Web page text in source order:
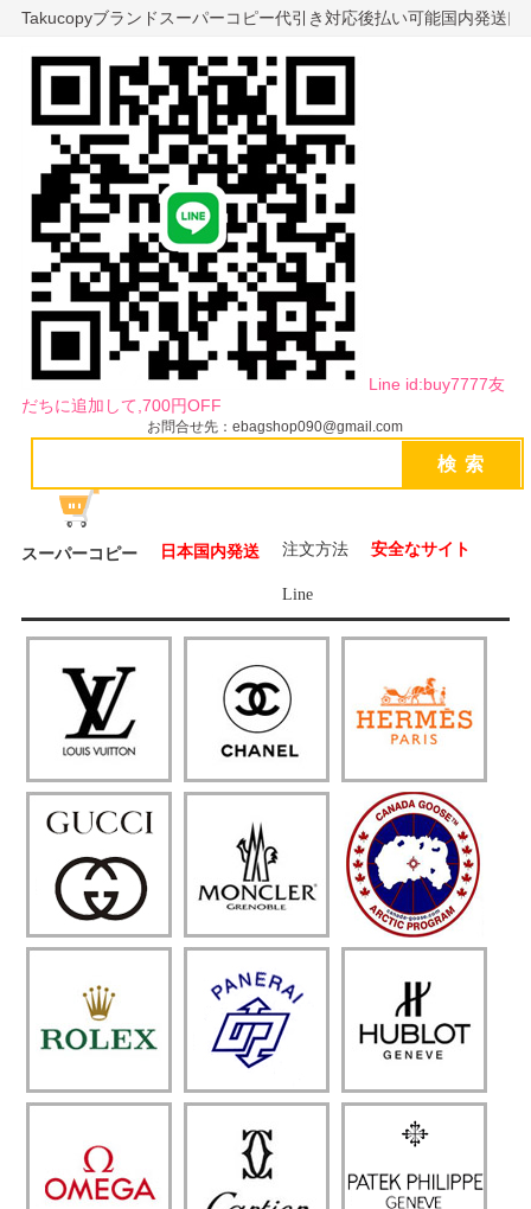
Takucopyブランドスーパーコピー代引き対応後払い可能国内発送
Line id:buy7777友
だちに追加して,700円OFF
お問合せ先：ebagshop090@gmail.com
スーパーコピー 日本国内発送 注文方法 安全なサイト
Line